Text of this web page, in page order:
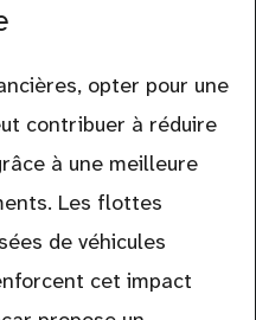
opter pour une
contribuer à réduire
à une meilleure
Les flottes
de véhicules
cet impact